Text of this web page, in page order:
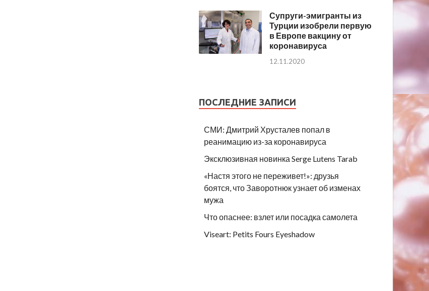
Супруги-эмигранты из
Турции изобрели первую
в Европе вакцину от
коронавируса
12.11.2020
ПОСЛЕДНИЕ ЗАПИСИ
СМИ: Дмитрий Хрусталев попал в
реанимацию из-за коронавируса
Эксклюзивная новинка Serge Lutens Tarab
«Настя этого не переживет!»: друзья
боятся, что Заворотнюк узнает об изменах
мужа
Что опаснее: взлет или посадка самолета
Viseart: Petits Fours Eyeshadow